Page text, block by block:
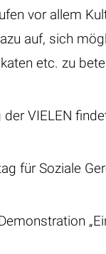
vor allem
auf, sich
etc. zu
der VIELEN
für Soziale